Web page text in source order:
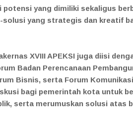
potensi yang dimiliki sekaligus
solusi yang strategis dan kreatif
XVIII APEKSI juga diisi
Badan Perencanaan
Bisnis, serta Forum
bagi pemerintah kota untuk
serta merumuskan solusi atas